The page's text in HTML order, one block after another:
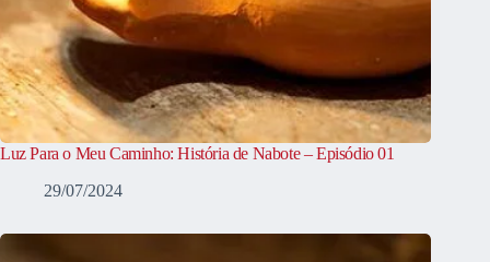
Luz Para o Meu Caminho: História de Nabote – Episódio 01
29/07/2024